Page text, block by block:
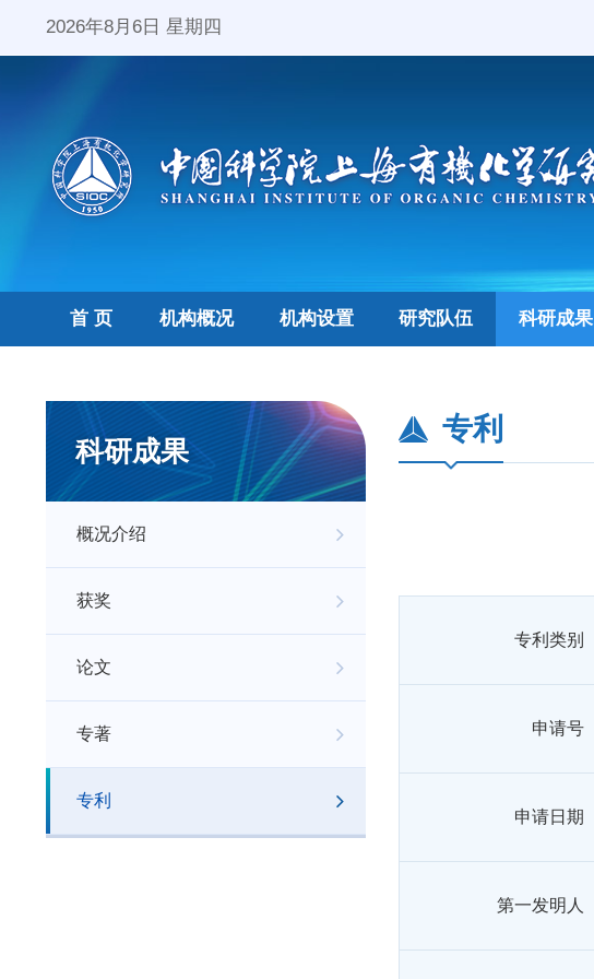
2026年8月6日 星期四
首 页 机构概况 机构设置 研究队伍 科研成果
科研成果
概况介绍
获奖
论文
专著
专利
专利
专利类别
申请号
申请日期
第一发明人